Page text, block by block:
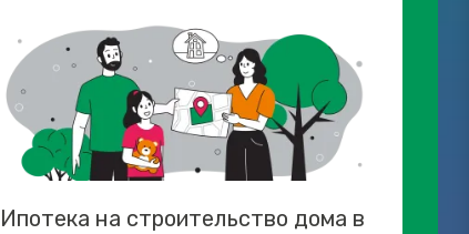
Ипотека на строительство дома в